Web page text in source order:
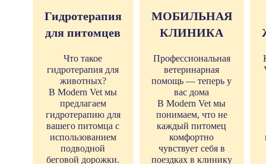
Гидротерапия
для питомцев
Что такое
гидротерапия для
животных?
В Modern Vet мы
предлагаем
гидротерапию для
вашего питомца с
использованием
подводной
беговой дорожки.
МОБИЛЬНАЯ
КЛИНИКА
Профессиональная
ветеринарная
помощь — теперь у
вас дома
В Modern Vet мы
понимаем, что не
каждый питомец
комфортно
чувствует себя в
поездках в клинику